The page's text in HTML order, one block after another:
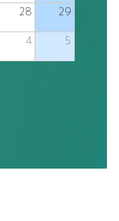
28 29
4 5